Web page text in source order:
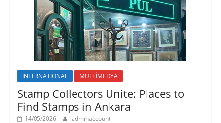
INTERNATIONAL MULTİMEDYA
Stamp Collectors Unite: Places to
Find Stamps in Ankara
14/05/2026 adminaccount